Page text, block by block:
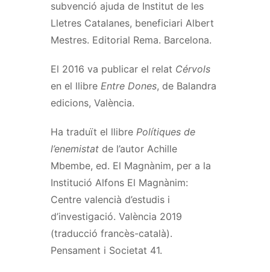
subvenció ajuda de Institut de les
Lletres Catalanes, beneficiari Albert
Mestres. Editorial Rema. Barcelona.
El 2016 va publicar el relat Cérvols
en el llibre Entre Dones, de Balandra
edicions, València.
Ha traduït el llibre Polítiques de
l’enemistat de l’autor Achille
Mbembe, ed. El Magnànim, per a la
Institució Alfons El Magnànim:
Centre valencià d’estudis i
d’investigació. València 2019
(traducció francès-català).
Pensament i Societat 41.